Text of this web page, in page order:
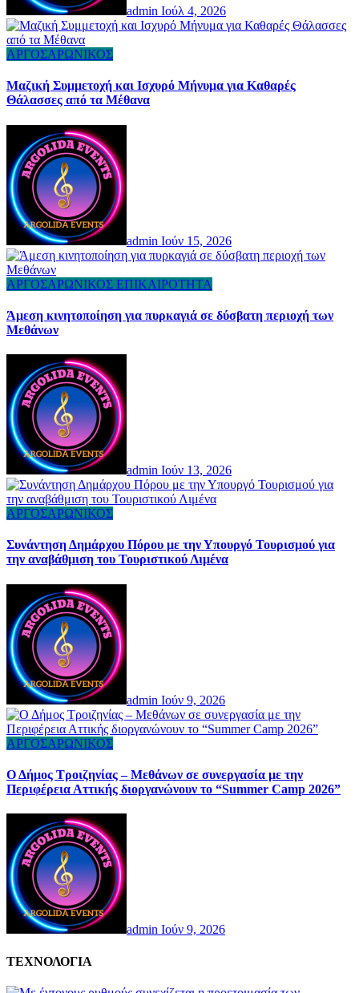
admin Ιούλ 4, 2026
ΑΡΓΟΣΑΡΩΝΙΚΟΣ
Μαζική Συμμετοχή και Ισχυρό Μήνυμα για Καθαρές
Θάλασσες από τα Μέθανα
admin Ιούν 15, 2026
ΑΡΓΟΣΑΡΩΝΙΚΟΣ ΕΠΙΚΑΙΡΟΤΗΤΑ
Άμεση κινητοποίηση για πυρκαγιά σε δύσβατη περιοχή των
Μεθάνων
admin Ιούν 13, 2026
ΑΡΓΟΣΑΡΩΝΙΚΟΣ
Συνάντηση Δημάρχου Πόρου με την Υπουργό Τουρισμού για
την αναβάθμιση του Τουριστικού Λιμένα
admin Ιούν 9, 2026
ΑΡΓΟΣΑΡΩΝΙΚΟΣ
Ο Δήμος Τροιζηνίας – Μεθάνων σε συνεργασία με την
Περιφέρεια Αττικής διοργανώνουν το “Summer Camp 2026”
admin Ιούν 9, 2026
ΤΕΧΝΟΛΟΓΙΑ